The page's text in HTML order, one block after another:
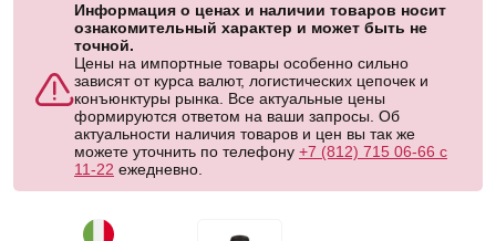
Информация о ценах и наличии товаров носит
ознакомительный характер и может быть не
точной.
Цены на импортные товары особенно сильно
зависят от курса валют, логистических цепочек и
конъюнктуры рынка. Все актуальные цены
формируются ответом на ваши запросы. Об
актуальности наличия товаров и цен вы так же
можете уточнить по телефону +7 (812) 715 06-66 с
11-22 ежедневно.